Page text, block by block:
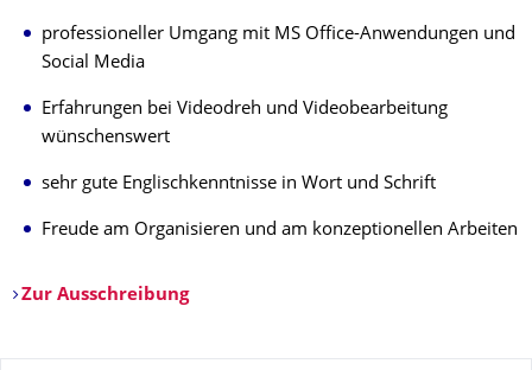
professioneller Umgang mit MS Office-Anwendungen und
Social Media
Erfahrungen bei Videodreh und Videobearbeitung
wünschenswert
sehr gute Englischkenntnisse in Wort und Schrift
Freude am Organisieren und am konzeptionellen Arbeiten
Zur Ausschreibung